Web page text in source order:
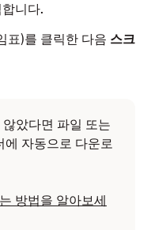
니다.
표)를 클릭한 다음 스크
았다면 파일 또는
에 자동으로 다운로
방법을 알아보세